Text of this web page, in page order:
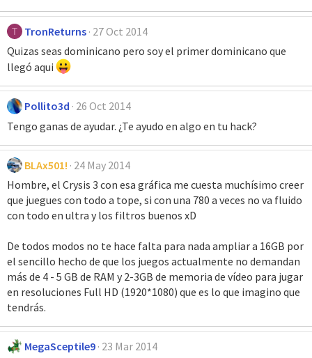
T TronReturns 27 Oct 2014
Quizas seas dominicano pero soy el primer dominicano que
llegó aqui
Pollito3d 26 Oct 2014
Tengo ganas de ayudar. ¿Te ayudo en algo en tu hack?
BLAx501! 24 May 2014
Hombre, el Crysis 3 con esa gráfica me cuesta muchísimo creer
que juegues con todo a tope, si con una 780 a veces no va fluido
con todo en ultra y los filtros buenos xD
De todos modos no te hace falta para nada ampliar a 16GB por
el sencillo hecho de que los juegos actualmente no demandan
más de 4 - 5 GB de RAM y 2-3GB de memoria de vídeo para jugar
en resoluciones Full HD (1920*1080) que es lo que imagino que
tendrás.
MegaSceptile9 23 Mar 2014